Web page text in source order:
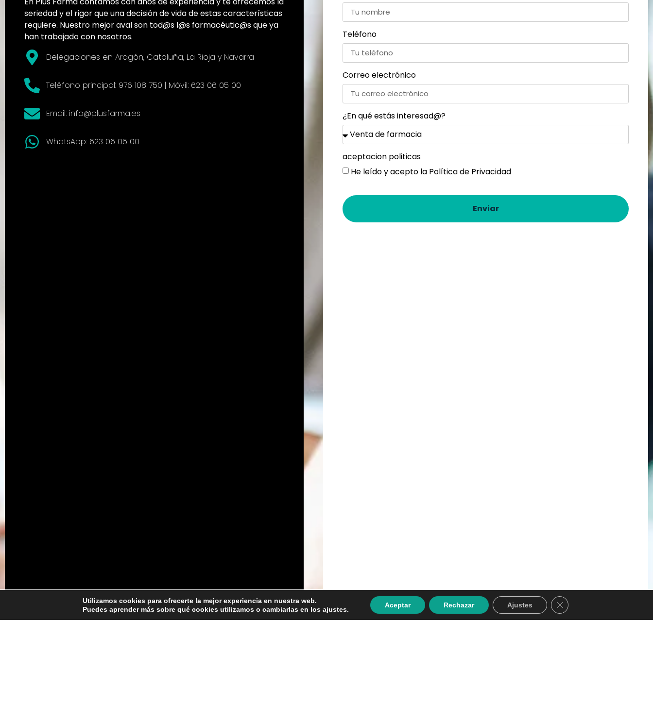
seriedad y el rigor que una decisión de vida de estas características
requiere. Nuestro mejor aval son tod@s l@s farmacéutic@s que ya
han trabajado con nosotros.
Delegaciones en Aragón, Cataluña, La Rioja y Navarra
Teléfono principal: 976 108 750 | Móvil: 623 06 05 00
Email: info@plusfarma.es
WhatsApp: 623 06 05 00
Teléfono
Correo electrónico
¿En qué estás interesad@?
aceptacion politicas
He leído y acepto la Política de Privacidad
Enviar
Utilizamos cookies para ofrecerte la mejor experiencia en nuestra web.
Puedes aprender más sobre qué cookies utilizamos o cambiarlas en los ajustes.
Aceptar Rechazar Ajustes Cerrar el banner de cookies